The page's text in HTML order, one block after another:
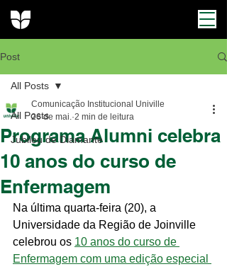
Post
All Posts
Jubileu de Diamante
All Posts
Programa Alumni celebra
10 anos do curso de
Enfermagem
Comunicação Institucional Univille
26 de mai. 2 min de leitura
Na última quarta-feira (20), a
Universidade da Região de Joinville
celebrou os 10 anos do curso de
Enfermagem com uma edição especial